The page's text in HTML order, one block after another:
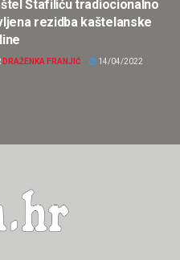
Štafiliću tradiocionalno
rezidba kaštelanske
DRAŽENKA FRANJIĆ 14/04/2022